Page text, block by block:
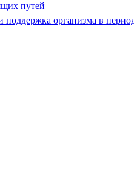
путей
организма в